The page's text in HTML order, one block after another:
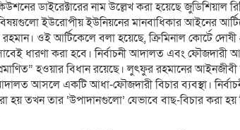
ডাইরেক্টারের নাম উল্লেখ করা হয়েছে জুডিশিয়াল
ইউরোপীয় ইউনিয়নের মানবাধিকার আইনের
ওই আর্টিকেলে বলা হয়েছে, ক্রিমিনাল কোর্টে
ধারণা করা হবে। নির্বাচনী আদালত এবং
হওয়ার বিধান রয়েছে। লুৎফুর রহমানের
আসলে একটি আধা-ফৌজদারী বিচার ব্যবস্থা।
তখন তার ‘উপাদানগুলো’ যেভাবে বাছ-বিচার করা হয়